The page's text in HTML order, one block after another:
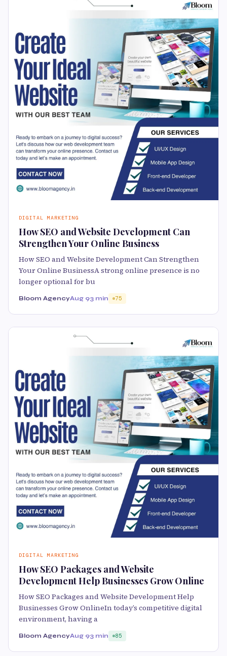
DIGITAL MARKETING
How SEO and Website Development Can
Strengthen Your Online Business
How SEO and Website Development Can Strengthen
Your Online BusinessA strong online presence is no
longer optional for bu
Bloom AgencyAug 93 min 75
DIGITAL MARKETING
How SEO Packages and Website
Development Help Businesses Grow Online
How SEO Packages and Website Development Help
Businesses Grow OnlineIn today’s competitive digital
environment, having a
Bloom AgencyAug 93 min 85